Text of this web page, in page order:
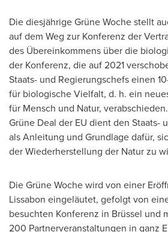
Die diesjährige Grüne Woche stellt
auf dem Weg zur Konferenz der
des Übereinkommens über die
der Konferenz, die auf 2021
Staats- und Regierungschefs einen
für biologische Vielfalt, d. h. ein
für Mensch und Natur,
Grüne Deal der EU dient den Staats-
als Anleitung und Grundlage dafür,
der Wiederherstellung der Natur zu
Die Grüne Woche wird von einer
Lissabon eingeläutet, gefolgt von
besuchten Konferenz in Brüssel und
200 Partnerveranstaltungen in ganz